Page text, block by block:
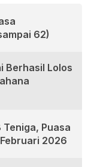
62)
Berhasil Lolos
Teniga, Puasa
2026